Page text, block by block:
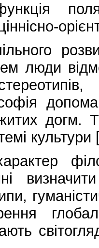
люди
догм.
культури
характер